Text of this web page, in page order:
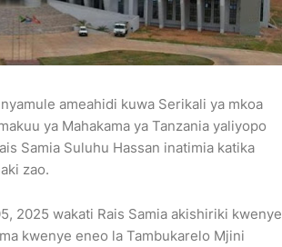
ameahidi kuwa Serikali ya mkoa
ya Mahakama ya Tanzania yaliyopo
Samia Suluhu Hassan inatimia katika
zao.
2025 wakati Rais Samia akishiriki kwenye
kwenye eneo la Tambukarelo Mjini